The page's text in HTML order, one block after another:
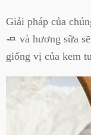
Giải pháp của
🧈 và hương sữa
giống vị của kem